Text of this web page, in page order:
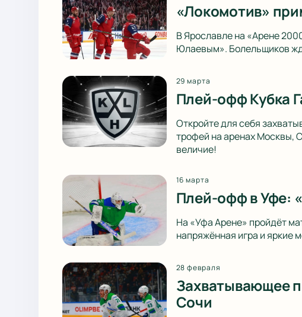
«Локомотив»
В Ярославле на «Арене
Юлаевым». Болельщиков
29 марта
Плей-офф Кубка
Откройте для себя
трофей на аренах Москвы,
величие!
16 марта
Плей-офф в Уфе:
На «Уфа Арене» пройдёт
напряжённая игра и яркие
28 февраля
Захватывающее
Сочи